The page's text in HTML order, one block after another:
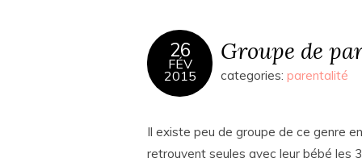
26
FÉV
2015
Groupe de
categories: parentalité
Il existe peu de groupe de ce genre
retrouvent seules avec leur bébé les